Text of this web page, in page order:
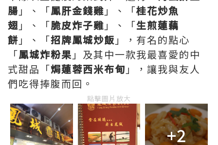
腸 」、「鳳肝金錢雞 」、「桂花炒魚
翅 」、「脆皮炸子雞 」、「生煎蓮藕
餅 」、「招牌鳳城炒飯 」，有名的點心
「鳳城炸粉果 」及其中一款我最喜愛的中
式甜品「焗蓮蓉西米布甸 」，讓我與友人
們吃得捧腹而回。
點擊圖片放大
+2